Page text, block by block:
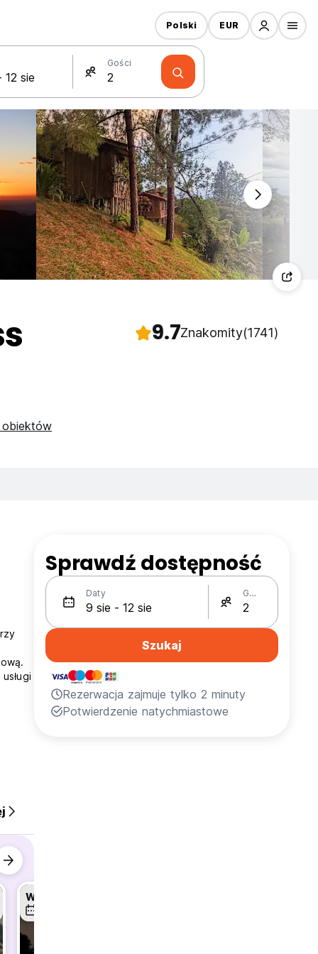
Gości
Polski EUR
9.7Znakomity(1741)
Sprawdź dostępność
Daty Gości
Szukaj
Rezerwacja zajmuje tylko 2 minuty
Potwierdzenie natychmiastowe